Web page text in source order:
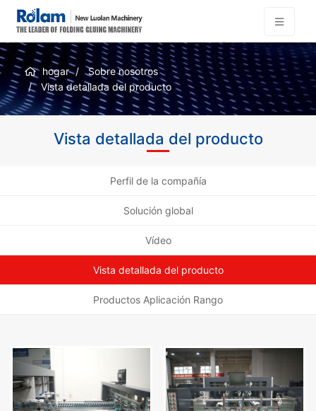
hogar
Sobre nosotros
Vista detallada del producto
Vista detallada del producto
Perfil de la compañía
Solución global
Vídeo
Vista detallada del producto
Productos Aplicación Rango